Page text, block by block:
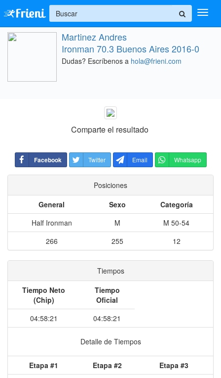
Ayuda
+
Martinez Andres
Ironman 70.3 Buenos Aires 2016-0
Dudas? Escríbenos a hola@frieni.com
Comparte el resultado
Facebook Twitter Email Whatsapp
Posiciones
General
Sexo
Categoría
Half Ironman
M
M 50-54
266
255 12
Tiempos
Tiempo Neto
(Chip)
Tiempo
Oficial
04:58:21
04:58:21
Detalle de Tiempos
Etapa #1 Etapa #2
Etapa #3